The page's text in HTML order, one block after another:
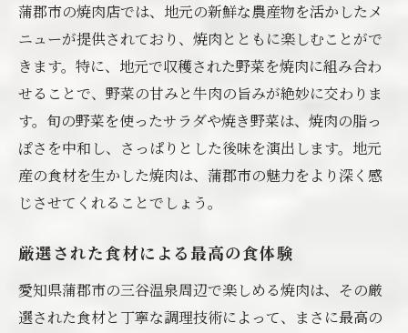
蒲郡市の焼肉店では、地元の新鮮な農産物を活かしたメ
ニューが提供されており、焼肉とともに楽しむことがで
きます。特に、地元で収穫された野菜を焼肉に組み合わ
せることで、野菜の甘みと牛肉の旨みが絶妙に交わりま
す。旬の野菜を使ったサラダや焼き野菜は、焼肉の脂っ
ぽさを中和し、さっぱりとした後味を演出します。地元
産の食材を生かした焼肉は、蒲郡市の魅力をより深く感
じさせてくれることでしょう。
厳選された食材による最高の食体験
愛知県蒲郡市の三谷温泉周辺で楽しめる焼肉は、その厳
選された食材と丁寧な調理技術によって、まさに最高の